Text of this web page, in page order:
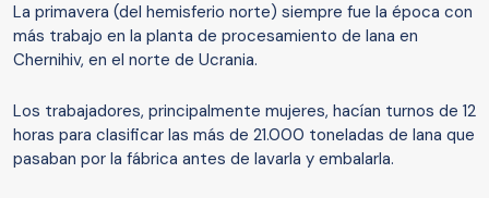
La primavera (del hemisferio norte) siempre fue la época con
más trabajo en la planta de procesamiento de lana en
Chernihiv, en el norte de Ucrania.
Los trabajadores, principalmente mujeres, hacían turnos de 12
horas para clasificar las más de 21.000 toneladas de lana que
pasaban por la fábrica antes de lavarla y embalarla.